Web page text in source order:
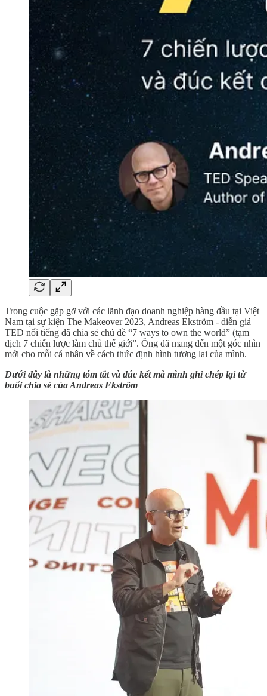
Trong cuộc gặp gỡ với các lãnh đạo doanh nghiệp hàng đầu tại Việt
Nam tại sự kiện The Makeover 2023, Andreas Ekström - diễn giả
TED nổi tiếng đã chia sẻ chủ đề “7 ways to own the world” (tạm
dịch 7 chiến lược làm chủ thế giới”. Ông đã mang đến một góc nhìn
mới cho mỗi cá nhân về cách thức định hình tương lai của mình.
Dưới đây là những tóm tắt và đúc kết mà mình ghi chép lại từ
buổi chia sẻ của Andreas Ekström